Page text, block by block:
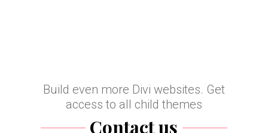
Build even more Divi websites. Get
access to all child themes
Contact us